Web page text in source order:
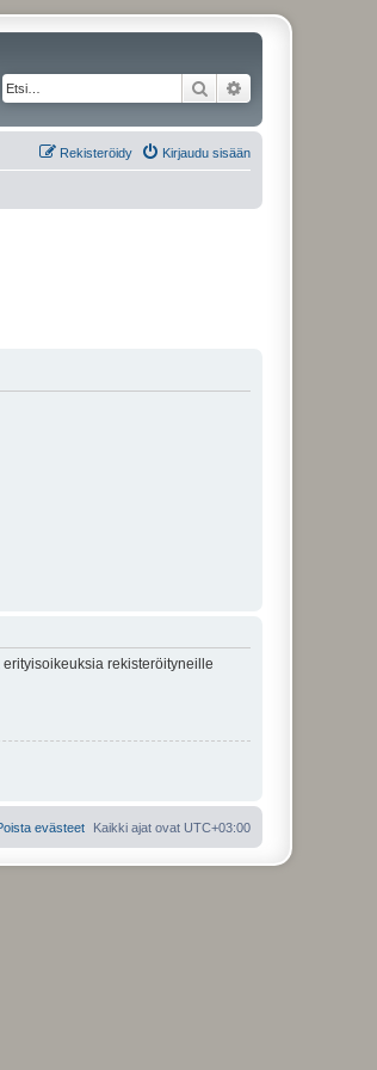
Etsi
Kirjaudu sisään
Rekisteröidy
rekisteröityneille
Kaikki ajat ovat UTC+03:00
evästeet